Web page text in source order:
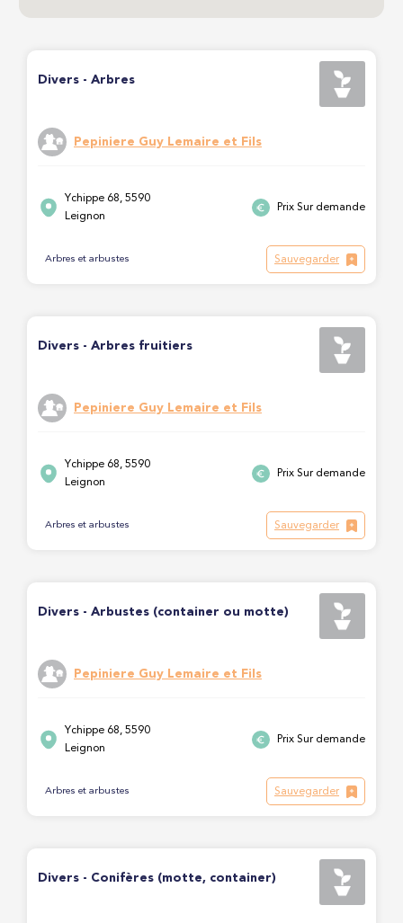
Divers - Arbres
Pepiniere Guy Lemaire et Fils
Ychippe 68, 5590
Leignon
Prix Sur demande
Arbres et arbustes Sauvegarder
Divers - Arbres fruitiers
Pepiniere Guy Lemaire et Fils
Ychippe 68, 5590
Leignon
Prix Sur demande
Arbres et arbustes Sauvegarder
Divers - Arbustes (container ou motte)
Pepiniere Guy Lemaire et Fils
Ychippe 68, 5590
Leignon
Prix Sur demande
Arbres et arbustes Sauvegarder
Divers - Conifères (motte, container)